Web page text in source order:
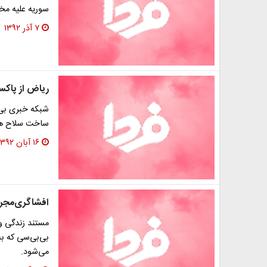
سوریه علیه
۷ آذر ۱۳۹۲
ریاض از
شبکه خبری
ساخت سلاح
۱۶ آبان ۱۳۹۲
مستند
بی‌بی‌سی که
می‌شود.